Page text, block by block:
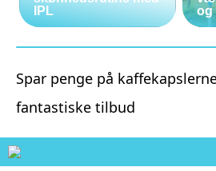
IPL
og
Spar penge på
fantastiske tilbud